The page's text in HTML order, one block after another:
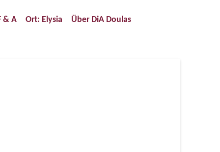
& A Ort: Elysia Über DiA Doulas